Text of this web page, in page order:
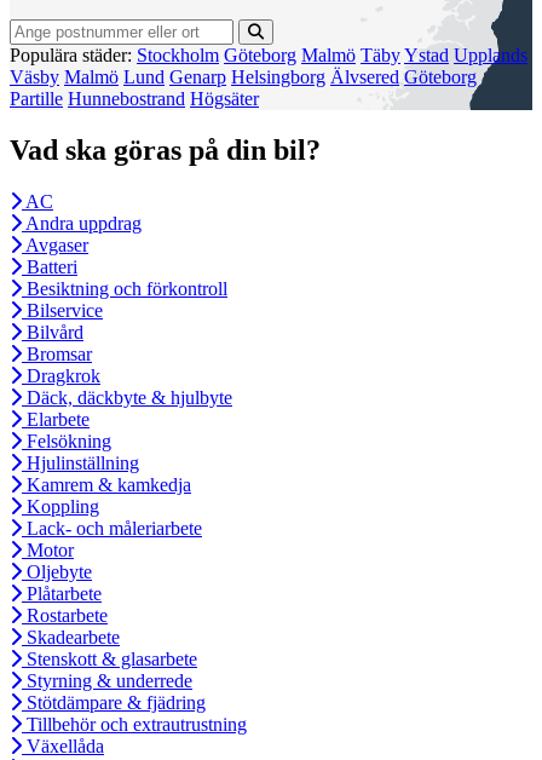
Populära städer: Stockholm Göteborg Malmö TäbyYstad Upplands
Väsby Malmö Lund Genarp Helsingborg Älvsered Göteborg
Partille Hunnebostrand Högsäter
Vad ska göras på din bil?
AC
Andra uppdrag
Avgaser
Batteri
Besiktning och förkontroll
Bilservice
Bilvård
Bromsar
Dragkrok
Däck, däckbyte & hjulbyte
Elarbete
Felsökning
Hjulinställning
Kamrem & kamkedja
Koppling
Lack- och måleriarbete
Motor
Oljebyte
Plåtarbete
Rostarbete
Skadearbete
Stenskott & glasarbete
Styrning & underrede
Stötdämpare & fjädring
Tillbehör och extrautrustning
Växellåda